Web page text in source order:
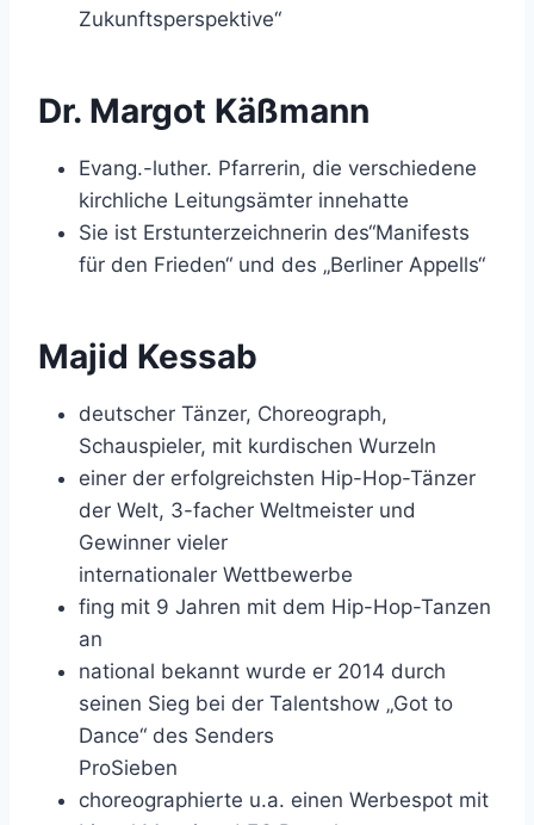
Zukunftsperspektive“
Dr. Margot Käßmann
Evang.-luther. Pfarrerin, die verschiedene
kirchliche Leitungsämter innehatte
Sie ist Erstunterzeichnerin des“Manifests
für den Frieden“ und des „Berliner Appells“
Majid Kessab
deutscher Tänzer, Choreograph,
Schauspieler, mit kurdischen Wurzeln
einer der erfolgreichsten Hip-Hop-Tänzer
der Welt, 3-facher Weltmeister und
Gewinner vieler
internationaler Wettbewerbe
fing mit 9 Jahren mit dem Hip-Hop-Tanzen
an
national bekannt wurde er 2014 durch
seinen Sieg bei der Talentshow „Got to
Dance“ des Senders
ProSieben
choreographierte u.a. einen Werbespot mit